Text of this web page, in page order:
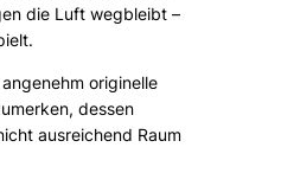
die Luft wegbleibt –
originelle
dessen
ausreichend Raum